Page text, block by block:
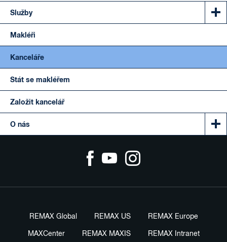
Služby
Makléři
Kanceláře
Stát se makléřem
Založit kancelář
O nás
REMAX Global REMAX US REMAX Europe
MAXCenter REMAX MAXIS REMAX Intranet